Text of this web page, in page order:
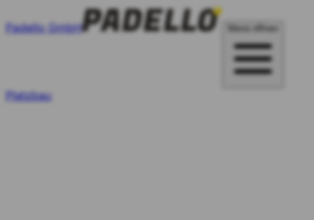
Padello GmbH Menü öffnen
Platzbau